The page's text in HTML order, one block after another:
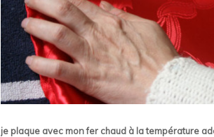
je plaque avec mon fer chaud à la température